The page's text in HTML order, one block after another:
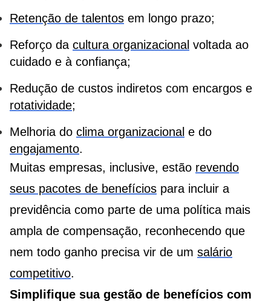
Retenção de talentos em longo prazo;
Reforço da cultura organizacional voltada ao
cuidado e à confiança;
Redução de custos indiretos com encargos e
rotatividade;
Melhoria do clima organizacional e do
engajamento.
Muitas empresas, inclusive, estão revendo
seus pacotes de benefícios para incluir a
previdência como parte de uma política mais
ampla de compensação, reconhecendo que
nem todo ganho precisa vir de um salário
competitivo.
Simplifique suagestão de benefícios com